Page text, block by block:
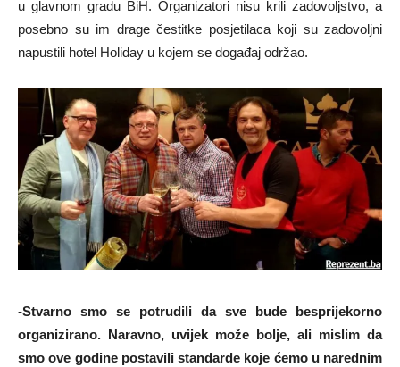
u glavnom gradu BiH. Organizatori nisu krili zadovoljstvo, a
posebno su im drage čestitke posjetilaca koji su zadovoljni
napustili hotel Holiday u kojem se događaj održao.
-Stvarno smo se potrudili da sve bude besprijekorno
organizirano. Naravno, uvijek može bolje, ali mislim da
smo ove godine postavili standarde koje ćemo u narednim